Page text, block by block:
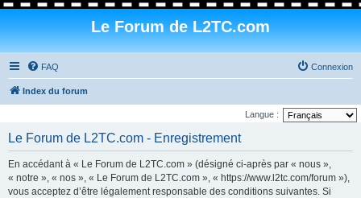
Le Forum de L2TC.com
FAQ Connexion
Index du forum
Langue :
Le Forum de L2TC.com - Enregistrement
En accédant à « Le Forum de L2TC.com » (désigné ci-après par « nous »,
« notre », « nos », « Le Forum de L2TC.com », « https://www.l2tc.com/forum »),
vous acceptez d’être légalement responsable des conditions suivantes. Si